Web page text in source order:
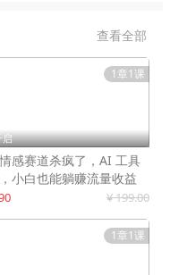
查看全部
1章1课
启
情感赛道杀疯了，AI 工具
小白也能躺赚流量收益
¥ 199.00
1章1课